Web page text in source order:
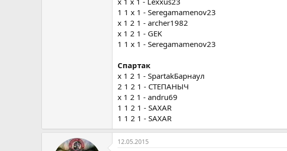
1 1 х 1 - Seregamamenov23
x 1 2 1 - archer1982
x 1 2 1 - GEK
1 1 х 1 - Seregamamenov23
Спартак
х 1 2 1 - SpartakБарнаул
2 1 2 1 - СТЕПАНЫЧ
х 1 2 1 - andru69
1 1 2 1 - SAXAR
1 1 2 1 - SAXAR
12.05.2015